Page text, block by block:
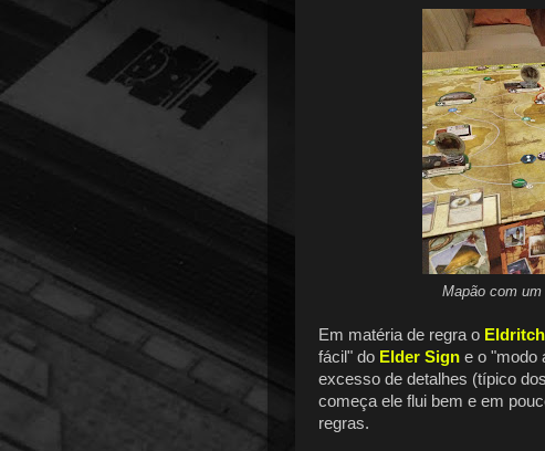
Mapão com um
Em matéria de regra o Eldritch
fácil" do Elder Sign e o "modo
excesso de detalhes (típico
começa ele flui bem e em
regras.